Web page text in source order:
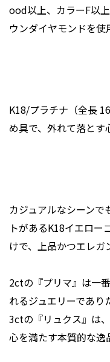
ood以上、カラーF以
ウンダイヤモンドを使
K18/プラチナ（全長
め具で、外れて落とす
カジュアルなシーン
トがあるK18イエロー
けで、上品かつエレガ
2ctの『プリマ』は一
れるジュエリーであり
3ctの『リュクス』は
心を満たす本質的な逸